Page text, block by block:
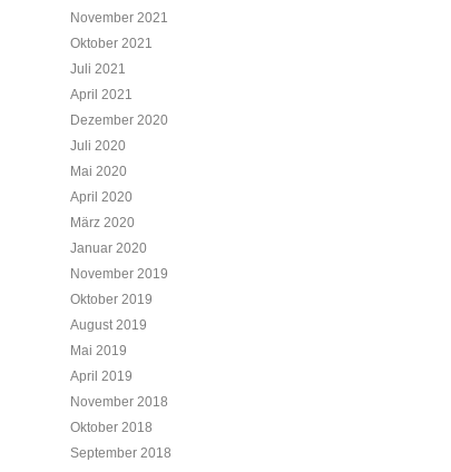
November 2021
Oktober 2021
Juli 2021
April 2021
Dezember 2020
Juli 2020
Mai 2020
April 2020
März 2020
Januar 2020
November 2019
Oktober 2019
August 2019
Mai 2019
April 2019
November 2018
Oktober 2018
September 2018